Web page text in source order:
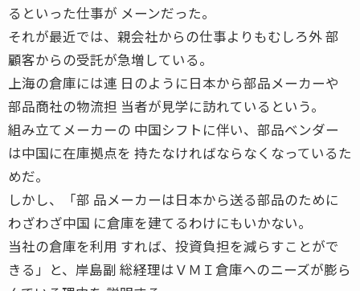
るといった仕事が メーンだった。
それが最近では、親会社からの仕事よりもむしろ外 部
顧客からの受託が急増している。
上海の倉庫には連 日のように日本から部品メーカーや
部品商社の物流担 当者が見学に訪れているという。
組み立てメーカーの 中国シフトに伴い、部品ベンダー
は中国に在庫拠点を 持たなければならなくなっているた
めだ。
しかし、「部 品メーカーは日本から送る部品のために
わざわざ中国 に倉庫を建てるわけにもいかない。
当社の倉庫を利用 すれば、投資負担を減らすことがで
きる」と、岸島副 総経理はＶＭＩ倉庫へのニーズが膨ら